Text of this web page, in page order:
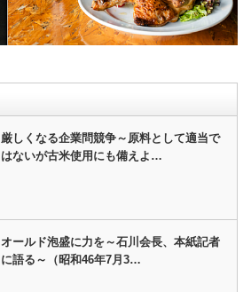
厳しくなる企業問競争～原料として適当で
はないが古米使用にも備えよ…
オールド泡盛に力を～石川会長、本紙記者
に語る～（昭和46年7月3…